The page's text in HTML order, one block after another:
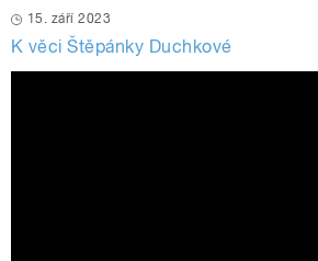
15. září 2023
K věci Štěpánky Duchkové